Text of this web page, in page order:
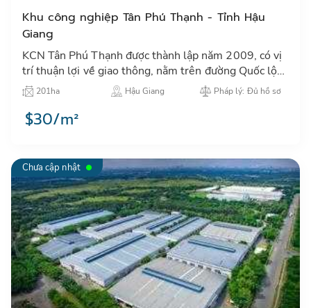
Khu công nghiệp Tân Phú Thạnh - Tỉnh Hậu
Giang
KCN Tân Phú Thạnh được thành lập năm 2009, có vị
trí thuận lợi về giao thông, nằm trên đường Quốc lộ
1A, cách Sân bay quốc tế Cần Thơ khoảng 15 Km.…
201ha Hậu Giang Pháp lý: Đủ hồ sơ
$30/m²
Chưa cập nhật